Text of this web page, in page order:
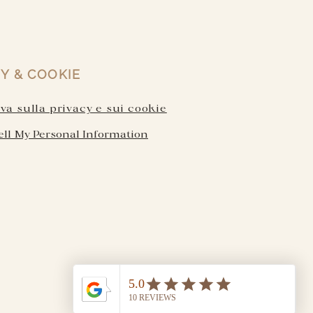
& COOKIE
sulla privacy e sui cookie
My Personal Information